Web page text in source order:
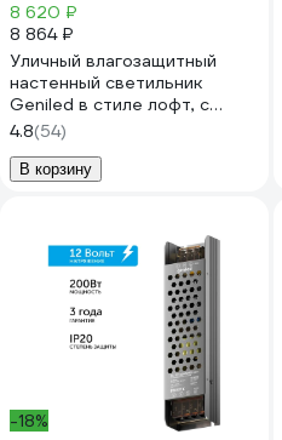
8 620 ₽
8 864 ₽
Уличный влагозащитный
настенный светильник
Geniled в стиле лофт, с
датчиком движения для
дома от сети 220 В, IP66,
фонарь с регулировкой
4.8(54)
В корзину
-18%